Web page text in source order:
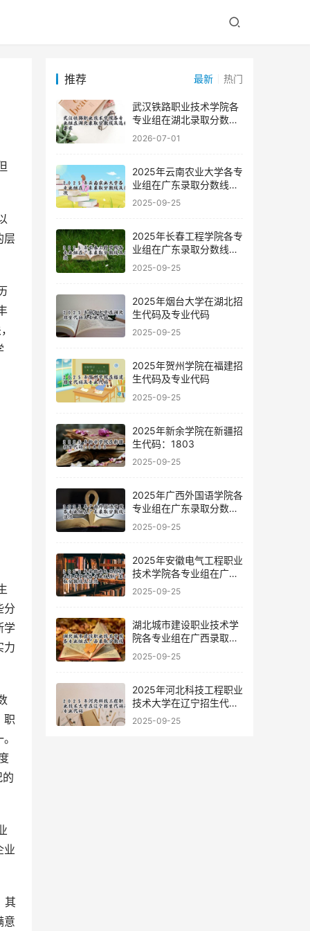
层
分
学
力
职
业
意
推荐 最新 热门
武汉铁路职业技术学院各
专业组在湖北录取分数线
及选科要求
2026-07-01
2025年云南农业大学各专
业组在广东录取分数线及
位次
2025-09-25
2025年长春工程学院各专
业组在广东录取分数线及
位次
2025-09-25
2025年烟台大学在湖北招
生代码及专业代码
2025-09-25
2025年贺州学院在福建招
生代码及专业代码
2025-09-25
2025年新余学院在新疆招
生代码：1803
2025-09-25
2025年广西外国语学院各
专业组在广东录取分数线
及位次
2025-09-25
2025年安徽电气工程职业
技术学院各专业组在广东
录取分数线及位次
2025-09-25
湖北城市建设职业技术学
院各专业组在广西录取分
数线
2025-09-25
2025年河北科技工程职业
技术大学在辽宁招生代码
及专业代码
2025-09-25